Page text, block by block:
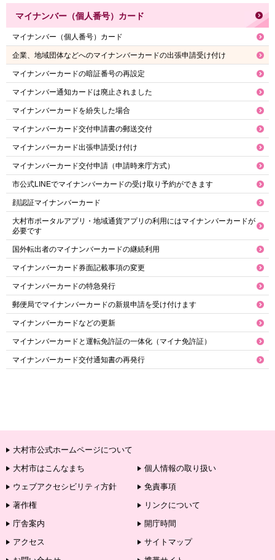
マイナンバー（個人番号）カード
マイナンバー（個人番号）カード
企業、地域団体などへのマイナンバーカードの出張申請受け付け
マイナンバーカードの暗証番号の再設定
マイナンバー通知カードは廃止されました
マイナンバーカードを紛失した場合
マイナンバーカード交付申請書の郵送交付
マイナンバーカード出張申請受け付け
マイナンバーカード交付申請（申請時来庁方式）
市公式LINEでマイナンバーカードの受け取り予約ができます
顔認証マイナンバーカード
大村市ポータルアプリ・地域通貨アプリの利用にはマイナンバーカードが
必要です
国外転出者のマイナンバーカードの継続利用
マイナンバーカード券面記載事項の変更
マイナンバーカードの特急発行
郵便局でマイナンバーカードの新規申請を受け付けます
マイナンバーカードなどの更新
マイナンバーカードと運転免許証の一体化（マイナ免許証）
マイナンバーカード交付通知書の再発行
大村市公式ホームページについて
大村市はこんなまち
個人情報の取り扱い
ウェブアクセシビリティ方針
免責事項
著作権
リンクについて
庁舎案内
開庁時間
アクセス
サイトマップ